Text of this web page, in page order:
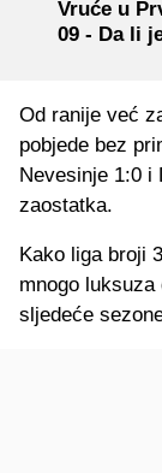
Vruće u
09 - Da li
Od ranije već
pobjede bez
Nevesinje 1:0 i
zaostatka.
Kako liga broji
mnogo
sljedeće